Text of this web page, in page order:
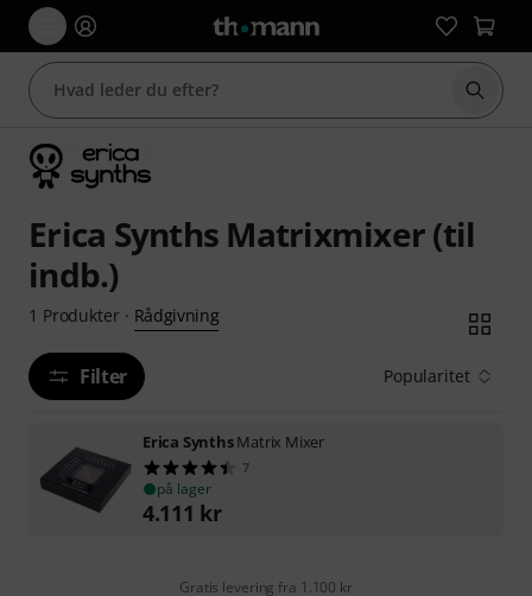
Start
Erica Synths Matrixmixer (til
indb.)
1 Produkter· Rådgivning
Filter Popularitet
Erica SynthsMatrix Mixer
7
på lager
4.111 kr
Gratis levering fra 1.100 kr